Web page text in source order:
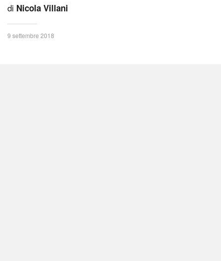
di Nicola Villani
9 settembre 2018